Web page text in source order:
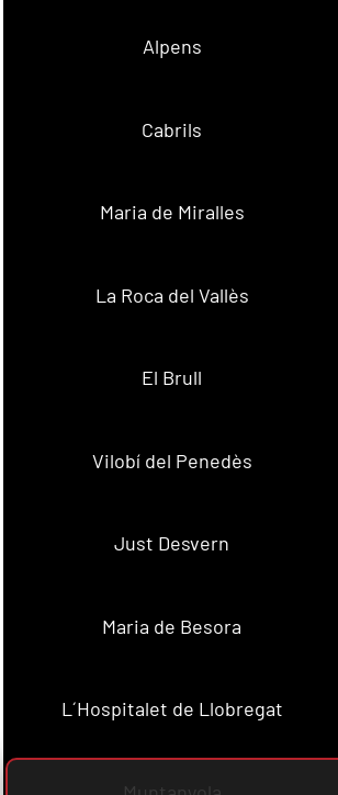
Alpens
Cabrils
Maria de Miralles
La Roca del Vallès
El Brull
Vilobí del Penedès
Just Desvern
Maria de Besora
L´Hospitalet de Llobregat